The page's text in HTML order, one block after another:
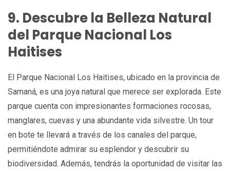
9. Descubre la Belleza Natural
del Parque Nacional Los
Haitises
El Parque Nacional Los Haitises, ubicado en la provincia de
Samaná, es una joya natural que merece ser explorada. Este
parque cuenta con impresionantes formaciones rocosas,
manglares, cuevas y una abundante vida silvestre. Un tour
en bote te llevará a través de los canales del parque,
permitiéndote admirar su esplendor y descubrir su
biodiversidad. Además, tendrás la oportunidad de visitar las